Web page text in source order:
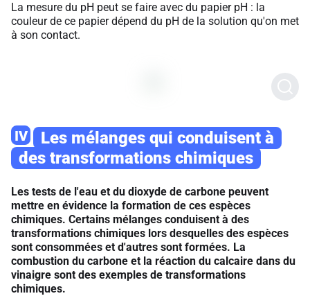
La mesure du pH peut se faire avec du papier pH : la
couleur de ce papier dépend du pH de la solution qu'on met
à son contact.
IV
Les mélanges qui conduisent à
des transformations chimiques
Les tests de l'eau et du dioxyde de carbone peuvent
mettre en évidence la formation de ces espèces
chimiques. Certains mélanges conduisent à des
transformations chimiques lors desquelles des espèces
sont consommées et d'autres sont formées. La
combustion du carbone et la réaction du calcaire dans du
vinaigre sont des exemples de transformations
chimiques.